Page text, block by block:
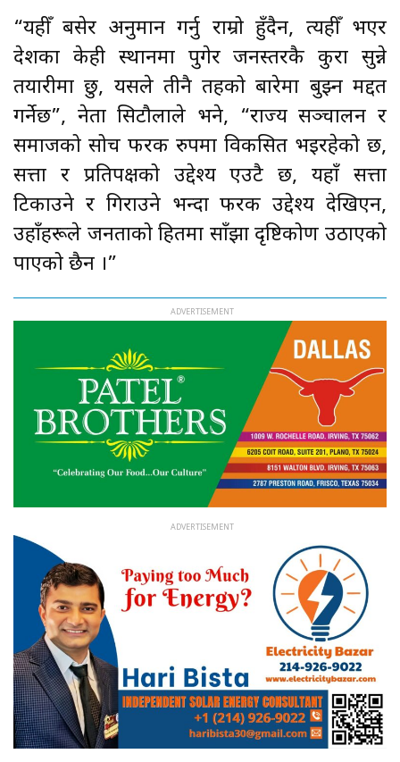
“यहीँ बसेर अनुमान गर्नु राम्रो हुँदैन, त्यहीँ भएर
देशका केही स्थानमा पुगेर जनस्तरकै कुरा सुन्ने
तयारीमा छु, यसले तीनै तहको बारेमा बुझ्न मद्दत
गर्नेछ”, नेता सिटौलाले भने, “राज्य सञ्चालन र
समाजको सोच फरक रुपमा विकसित भइरहेको छ,
सत्ता र प्रतिपक्षको उद्देश्य एउटै छ, यहाँ सत्ता
टिकाउने र गिराउने भन्दा फरक उद्देश्य देखिएन,
उहाँहरूले जनताको हितमा साँझा दृष्टिकोण उठाएको
पाएको छैन ।”